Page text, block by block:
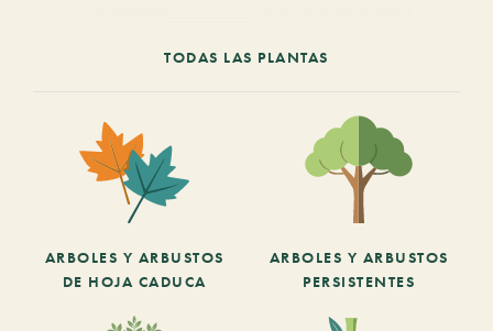
TODAS LAS PLANTAS
ARBOLES Y ARBUSTOS
DE HOJA CADUCA
ARBOLES Y ARBUSTOS
PERSISTENTES